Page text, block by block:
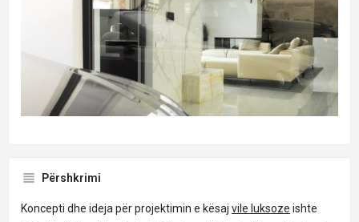
Përshkrimi
Koncepti dhe ideja për projektimin e kësaj vile luksoze ishte